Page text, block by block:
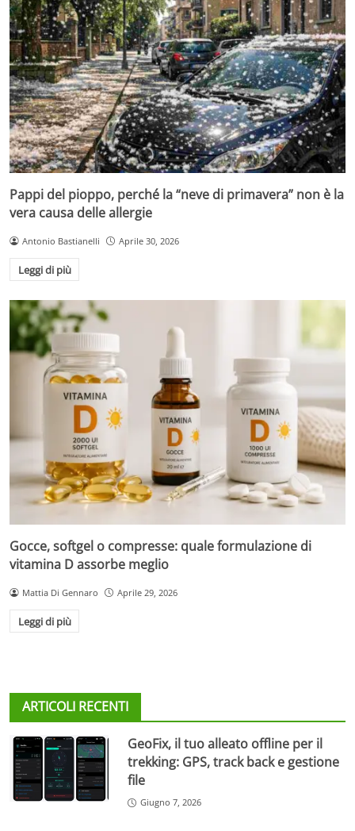
Pappi del pioppo, perché la “neve di primavera” non è la
vera causa delle allergie
Antonio Bastianelli Aprile 30, 2026
Leggi di più
Gocce, softgel o compresse: quale formulazione di
vitamina D assorbe meglio
Mattia Di Gennaro Aprile 29, 2026
Leggi di più
ARTICOLI RECENTI
GeoFix, il tuo alleato offline per il
trekking: GPS, track back e gestione
file
Giugno 7, 2026